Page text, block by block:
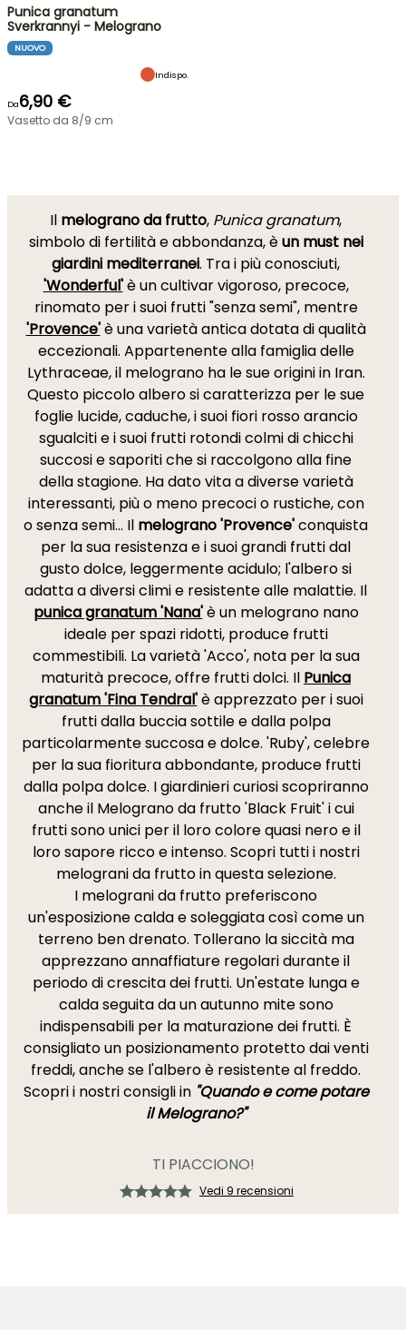
Punica granatum
Sverkrannyi - Melograno
NUOVO
Indispo.
Da6,90 €
Vasetto da 8/9 cm
Il melograno da frutto, Punica granatum,
simbolo di fertilità e abbondanza, èun must nei
giardini mediterranei. Tra i più conosciuti,
'Wonderful'è un cultivar vigoroso, precoce,
rinomato per i suoi frutti "senza semi", mentre
'Provence'è una varietà antica dotata di qualità
eccezionali. Appartenente alla famiglia delle
Lythraceae, il melograno ha le sue origini in Iran.
Questo piccolo albero si caratterizza per le sue
foglie lucide, caduche, i suoi fiori rosso arancio
sgualciti e i suoi frutti rotondi colmi di chicchi
succosi e saporiti che si raccolgono alla fine
della stagione. Ha dato vita a diverse varietà
interessanti, più o meno precoci o rustiche, con
o senza semi... Il melograno 'Provence'conquista
per la sua resistenza e i suoi grandi frutti dal
gusto dolce, leggermente acidulo; l'albero si
adatta a diversi climi e resistente alle malattie. Il
punica granatum 'Nana'è un melograno nano
ideale per spazi ridotti, produce frutti
commestibili. La varietà 'Acco', nota per la sua
maturità precoce, offre frutti dolci. Il Punica
granatum 'Fina Tendral'è apprezzato per i suoi
frutti dalla buccia sottile e dalla polpa
particolarmente succosa e dolce. 'Ruby', celebre
per la sua fioritura abbondante, produce frutti
dalla polpa dolce. I giardinieri curiosi scopriranno
anche il Melograno da frutto 'Black Fruit' i cui
frutti sono unici per il loro colore quasi nero e il
loro sapore ricco e intenso. Scopri tutti i nostri
melograni da frutto in questa selezione.
I melograni da frutto preferiscono
un'esposizione calda e soleggiata così come un
terreno ben drenato. Tollerano la siccità ma
apprezzano annaffiature regolari durante il
periodo di crescita dei frutti. Un'estate lunga e
calda seguita da un autunno mite sono
indispensabili per la maturazione dei frutti. È
consigliato un posizionamento protetto dai venti
freddi, anche se l'albero è resistente al freddo.
Scopri i nostri consigli in "Quando e come potare
il Melograno?"
TI PIACCIONO!
Vedi 9 recensioni